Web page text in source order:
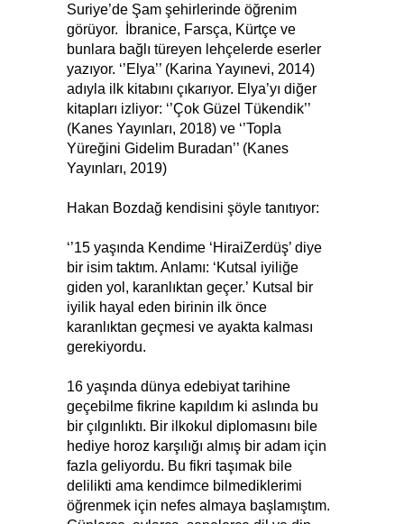
Suriye’de Şam şehirlerinde öğrenim
görüyor. İbranice, Farsça, Kürtçe ve
bunlara bağlı türeyen lehçelerde eserler
yazıyor. ‘’Elya’’ (Karina Yayınevi, 2014)
adıyla ilk kitabını çıkarıyor. Elya’yı diğer
kitapları izliyor: ‘’Çok Güzel Tükendik’’
(Kanes Yayınları, 2018) ve ‘’Topla
Yüreğini Gidelim Buradan’’ (Kanes
Yayınları, 2019)
Hakan Bozdağ kendisini şöyle tanıtıyor:
‘’15 yaşında Kendime ‘HiraiZerdüş’ diye
bir isim taktım. Anlamı: ‘Kutsal iyiliğe
giden yol, karanlıktan geçer.’ Kutsal bir
iyilik hayal eden birinin ilk önce
karanlıktan geçmesi ve ayakta kalması
gerekiyordu.
16 yaşında dünya edebiyat tarihine
geçebilme fikrine kapıldım ki aslında bu
bir çılgınlıktı. Bir ilkokul diplomasını bile
hediye horoz karşılığı almış bir adam için
fazla geliyordu. Bu fikri taşımak bile
delilikti ama kendimce bilmediklerimi
öğrenmek için nefes almaya başlamıştım.